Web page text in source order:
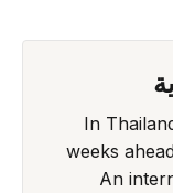
In
weeks
An